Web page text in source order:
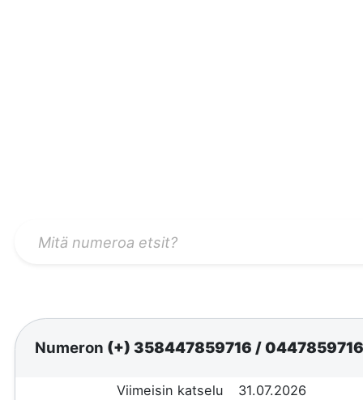
Numeron (+) 358447859716/
Viimeisin katselu
31.07.2026